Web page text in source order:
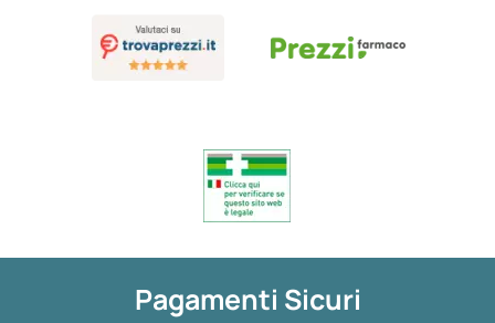
Pagamenti Sicuri